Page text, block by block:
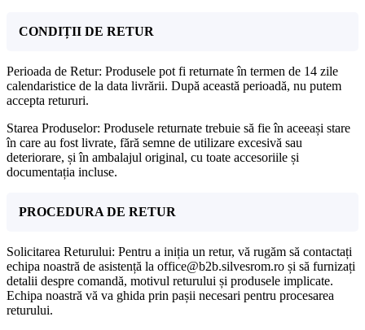
CONDIȚII DE RETUR
Perioada de Retur: Produsele pot fi returnate în termen de 14 zile
calendaristice de la data livrării. După această perioadă, nu putem
accepta retururi.
Starea Produselor: Produsele returnate trebuie să fie în aceeași stare
în care au fost livrate, fără semne de utilizare excesivă sau
deteriorare, și în ambalajul original, cu toate accesoriile și
documentația incluse.
PROCEDURA DE RETUR
Solicitarea Returului: Pentru a iniția un retur, vă rugăm să contactați
echipa noastră de asistență la office@b2b.silvesrom.ro și să furnizați
detalii despre comandă, motivul returului și produsele implicate.
Echipa noastră vă va ghida prin pașii necesari pentru procesarea
returului.